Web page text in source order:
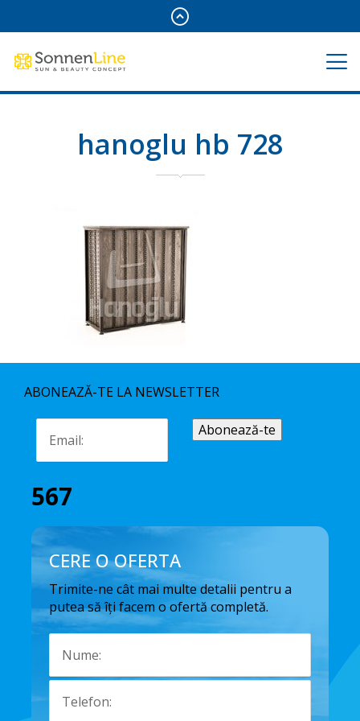
hanoglu hb 728
ABONEAZĂ-TE LA NEWSLETTER
567
CERE O OFERTA
Trimite-ne cât mai multe detalii pentru a
putea să îți facem o ofertă completă.